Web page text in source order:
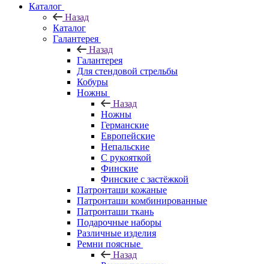
Каталог
Назад
Каталог
Галантерея
Назад
Галантерея
Для стендовой стрельбы
Кобуры
Ножны
Назад
Ножны
Германские
Европейские
Непальские
С рукояткой
Финские
Финские с застёжкой
Патронташи кожаные
Патронташи комбинированные
Патронташи ткань
Подарочные наборы
Различные изделия
Ремни поясные
Назад